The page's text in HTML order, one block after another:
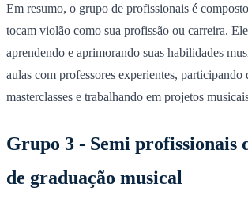
Em resumo, o grupo de profissionais é
tocam violão como sua profissão ou carreira.
aprendendo e aprimorando suas habilidades
aulas com professores experientes, participando
masterclasses e trabalhando em projetos
Grupo 3 - Semi profissionais
de graduação musical